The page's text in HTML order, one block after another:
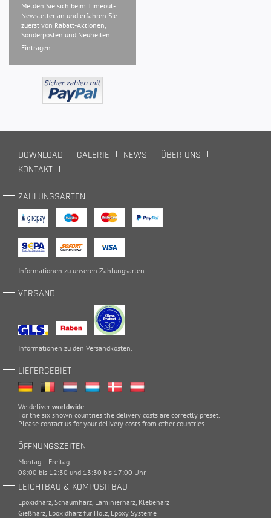
Melden Sie sich beim Timeout-
Newsletter an und erfahren Sie
zuerst von Rabatt-Aktionen,
Sonderposten und Neuheiten.
Eintragen
DOWNLOAD GALERIE NEWS
ÜBER UNS
KONTAKT
ZAHLUNGSARTEN
Informationen zu unseren Zahlungsarten
VERSAND
Informationen zu den Versandkosten
LIEFERGEBIET
We deliver worldwide
For the six shown countries the delivery costs are correctly preset.
Please contact us for your delivery costs from other countries.
ÖFFNUNGSZEITEN:
Montag – Freitag
08:00 bis 12:30 und 13:30 bis 17:00 Uhr
LEICHTBAU & KOMPOSITBAU
Epoxidharz Schaumharz Laminierharz Klebeharz
Gießharz Epoxidharz für Holz Epoxy Systeme